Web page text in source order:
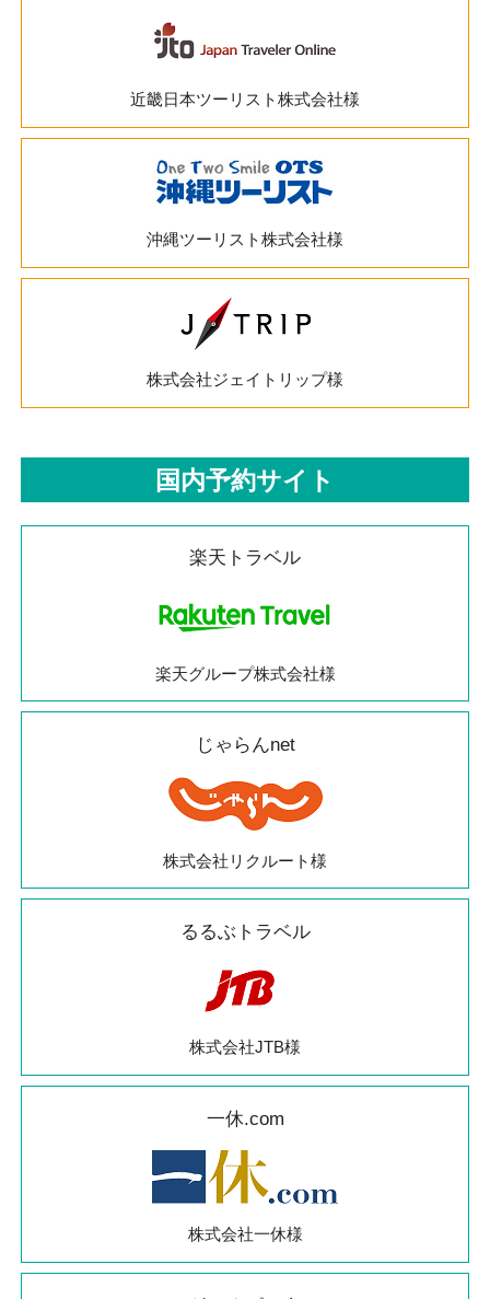
近畿日本ツーリスト株式会社様
沖縄ツーリスト株式会社様
株式会社ジェイトリップ様
国内予約サイト
楽天トラベル
楽天グループ株式会社様
じゃらんnet
株式会社リクルート様
るるぶトラベル
株式会社JTB様
一休.com
株式会社一休様